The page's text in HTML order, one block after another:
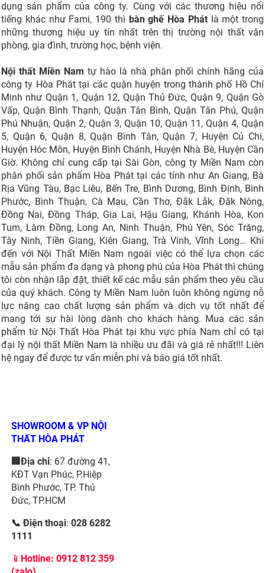
dụng sản phẩm của công ty. Cùng với các thương hiệu nổi
tiếng khác như Fami, 190 thì bàn ghế Hòa Phátlà một trong
những thương hiệu uy tín nhất trên thị trường nội thất văn
phòng, gia đình, trường học, bệnh viện.
Nội thất Miền Nam tự hào là nhà phân phối chính hãng của
công ty Hòa Phát tại các quận huyện trong thành phố Hồ Chí
Minh như Quận 1, Quận 12, Quận Thủ Đức, Quận 9, Quận Gò
Vấp, Quận Bình Thạnh, Quận Tân Bình, Quận Tân Phú, Quận
Phú Nhuận, Quận 2, Quận 3, Quận 10, Quận 11, Quận 4, Quận
5, Quận 6, Quận 8, Quận Bình Tân, Quận 7, Huyện Củ Chi,
Huyện Hóc Môn, Huyện Bình Chánh, Huyện Nhà Bè, Huyện Cần
Giờ. Không chỉ cung cấp tại Sài Gòn, công ty Miền Nam còn
phân phối sản phẩm Hòa Phát tại các tỉnh như An Giang, Bà
Rịa Vũng Tàu, Bạc Liêu, Bến Tre, Bình Dương, Bình Định, Bình
Phước, Bình Thuận, Cà Mau, Cần Thơ, Đắk Lắk, Đăk Nông,
Đồng Nai, Đồng Tháp, Gia Lai, Hậu Giang, Khánh Hòa, Kon
Tum, Lâm Đồng, Long An, Ninh Thuận, Phú Yên, Sóc Trăng,
Tây Ninh, Tiền Giang, Kiên Giang, Trà Vinh, Vĩnh Long… Khi
đến với Nội Thất Miền Nam ngoài việc có thể lựa chọn các
mẫu sản phẩm đa dạng và phong phú của Hòa Phát thì chúng
tôi còn nhận lắp đặt, thiết kế các mẫu sản phẩm theo yêu cầu
của quý khách. Công ty Miền Nam luôn luôn không ngừng nỗ
lực nâng cao chất lượng sản phẩm và dịch vụ tốt nhất để
mang tới sự hài lòng dành cho khách hàng. Mua các sản
phẩm từ Nội Thất Hòa Phát tại khu vực phía Nam chỉ có tại
đại lý nội thất Miền Nam là nhiều ưu đãi và giá rẻ nhất!!! Liên
hệ ngay để được tư vấn miễn phí và báo giá tốt nhất.
SHOWROOM & VP NỘI
THẤT HÒA PHÁT
🏢Địa chỉ: 67 đường 41,
KĐT Vạn Phúc, P.Hiệp
Bình Phước, TP. Thủ
Đức, TP.HCM
📞 Điện thoại: 028 6282
1111
📱 Hotline: 0912 812 359